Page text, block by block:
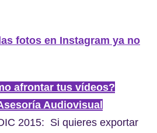
fotos en Instagram ya no
afrontar tus vídeos?
Audiovisual
2015: Si quieres exportar